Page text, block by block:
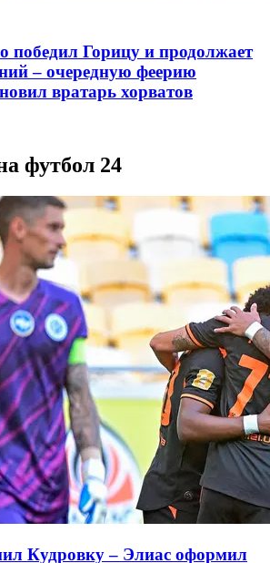
победил Горицу и продолжает
– очередную феерию
вратарь хорватов
футбол 24
Кудровку – Элиас оформил